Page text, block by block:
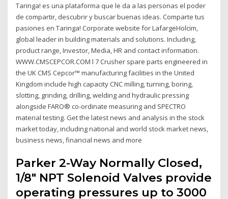
Taringa! es una plataforma que le da a las personas el poder
de compartir, descubrir y buscar buenas ideas. Comparte tus
pasiones en Taringa! Corporate website for LafargeHolcim,
global leader in building materials and solutions. Including,
product range, Investor, Media, HR and contact information.
WWW.CMSCEPCOR.COM l 7 Crusher spare parts engineered in
the UK CMS Cepcor™ manufacturing facilities in the United
Kingdom include high capacity CNC milling, turning, boring,
slotting, grinding, drilling, welding and hydraulic pressing
alongside FARO® co-ordinate measuring and SPECTRO
material testing. Get the latest news and analysis in the stock
market today, including national and world stock market news,
business news, financial news and more
Parker 2-Way Normally Closed,
1/8" NPT Solenoid Valves provide
operating pressures up to 3000